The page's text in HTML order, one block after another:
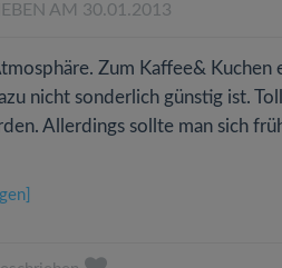
AM 30.01.2013
Zum Kaffee&
nicht sonderlich günstig ist.
Allerdings sollte man sich